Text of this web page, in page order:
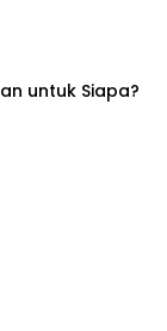
untuk Siapa?